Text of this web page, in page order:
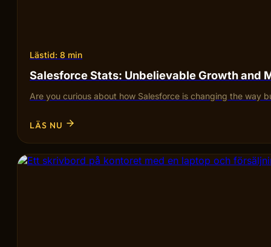
Lästid: 8 min
Salesforce Stats: Unbelievable Growth and
Are you curious about how Salesforce is changing the way
LÄS NU